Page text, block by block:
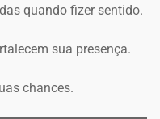
quando fizer sentido.
sua presença.
chances.